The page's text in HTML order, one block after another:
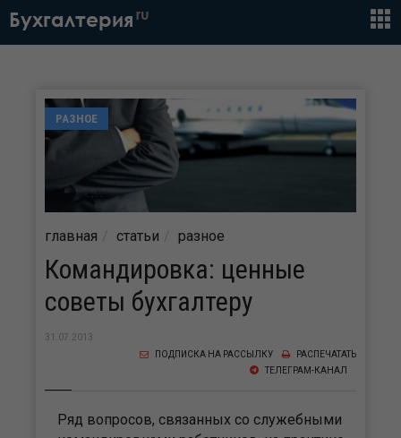
Бухгалтерия ru
РАЗНОЕ
главная статьи разное
Командировка: ценные
советы бухгалтеру
31.07.2013
РАСПЕЧАТАТЬ
ПОДПИСКА НА РАССЫЛКУ
ТЕЛЕГРАМ-КАНАЛ
Ряд вопросов, связанных со служебными